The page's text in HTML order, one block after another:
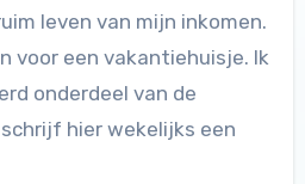
leven van mijn inkomen.
voor een vakantiehuisje. Ik
onderdeel van de
hier wekelijks een